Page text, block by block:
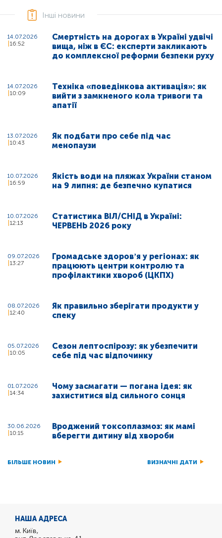
Інші новини
14.07.2026
16:52
Смертність на дорогах в Україні удвічі
вища, ніж в ЄС: експерти закликають
до комплексної реформи безпеки руху
14.07.2026
10:09
Техніка «поведінкова активація»: як
вийти з замкненого кола тривоги та
апатії
13.07.2026
10:43
Як подбати про себе під час
менопаузи
10.07.2026
16:59
Якість води на пляжах України станом
на 9 липня: де безпечно купатися
10.07.2026
12:13
Статистика ВІЛ/СНІД в Україні:
ЧЕРВЕНЬ 2026 року
09.07.2026
13:27
Громадське здоровʼя у регіонах: як
працюють центри контролю та
профілактики хвороб (ЦКПХ)
08.07.2026
12:40
Як правильно зберігати продукти у
спеку
05.07.2026
10:05
Сезон лептоспірозу: як убезпечити
себе під час відпочинку
01.07.2026
14:34
Чому засмагати — погана ідея: як
захиститися від сильного сонця
30.06.2026
10:15
Вроджений токсоплазмоз: як мамі
вберегти дитину від хвороби
БІЛЬШЕ НОВИН ВИЗНАЧНІ ДАТИ
НАША АДРЕСА
м. Київ,